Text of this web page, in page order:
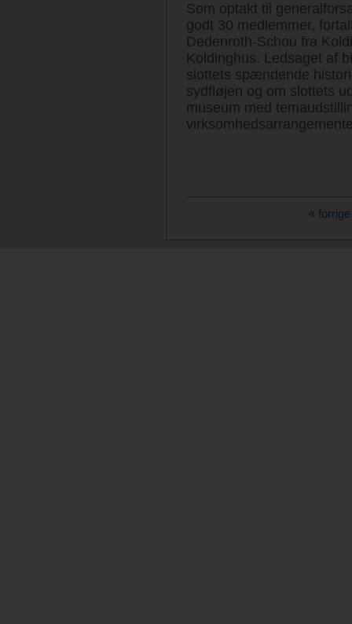
Som optakt til
godt 30 medlemmer,
Dedenroth-Schou fra
Koldinghus. Ledsaget af
slottets spændende
sydfløjen og om slottets
museum med
« forrige